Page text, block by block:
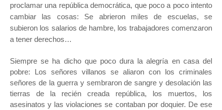
proclamar una república democrática, que poco a poco intento
cambiar las cosas: Se abrieron miles de escuelas, se
subieron los salarios de hambre, los trabajadores comenzaron
a tener derechos…
Siempre se ha dicho que poco dura la alegría en casa del
pobre: Los señores villanos se aliaron con los criminales
señores de la guerra y sembraron de sangre y desolación las
tierras de la recién creada república, los muertos, los
asesinatos y las violaciones se contaban por doquier. De ese